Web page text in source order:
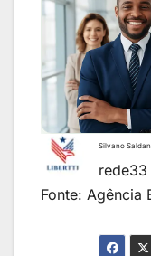
Silvano
rede33
Fonte: Agência